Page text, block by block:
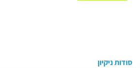
סודות ניקיון